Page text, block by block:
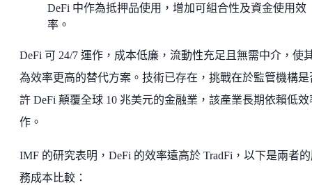
DeFi 中作為抵押品使用，增加可組合性及資金使用效
率。
DeFi 可 24/7 運作，成本低廉，流動性充足且無需中介，使
為效率更高的替代方案。技術已存在，挑戰在於監管機構是
許 DeFi 顛覆全球 10 兆美元的金融業，該產業長期依賴低效
作。
IMF 的研究表明，DeFi 的效率遠高於 TradFi，以下是兩者
務成本比較：